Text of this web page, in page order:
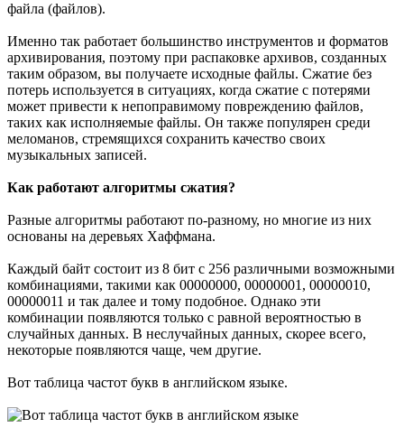
файла (файлов).
Именно так работает большинство инструментов и форматов
архивирования, поэтому при распаковке архивов, созданных
таким образом, вы получаете исходные файлы. Сжатие без
потерь используется в ситуациях, когда сжатие с потерями
может привести к непоправимому повреждению файлов,
таких как исполняемые файлы. Он также популярен среди
меломанов, стремящихся сохранить качество своих
музыкальных записей.
Как работают алгоритмы сжатия?
Разные алгоритмы работают по-разному, но многие из них
основаны на деревьях Хаффмана.
Каждый байт состоит из 8 бит с 256 различными возможными
комбинациями, такими как 00000000, 00000001, 00000010,
00000011 и так далее и тому подобное. Однако эти
комбинации появляются только с равной вероятностью в
случайных данных. В неслучайных данных, скорее всего,
некоторые появляются чаще, чем другие.
Вот таблица частот букв в английском языке.